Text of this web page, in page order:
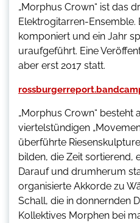
„Morphus Crown“ ist das
Elektrogitarren-Ensemble.
komponiert und ein Jahr
uraufgeführt. Eine
aber erst 2017 statt.
„Morphus Crown“ besteht
viertelstündigen
überführte
bilden, die Zeit sortierend,
Darauf und drumherum
organisierte Akkorde zu
Schall, die in donnernden
Kollektives Morphen bei